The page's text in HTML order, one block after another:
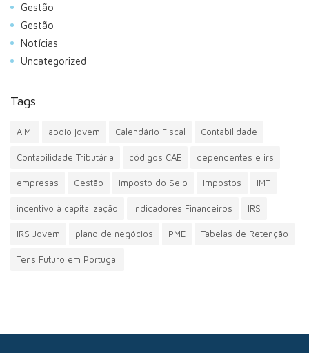
Gestão
Gestão
Notícias
Uncategorized
Tags
AIMI apoio jovem Calendário Fiscal Contabilidade
Contabilidade Tributária códigos CAE dependentes e irs
empresas Gestão Imposto do Selo Impostos IMT
incentivo à capitalização Indicadores Financeiros IRS
IRS Jovem plano de negócios PME Tabelas de Retenção
Tens Futuro em Portugal